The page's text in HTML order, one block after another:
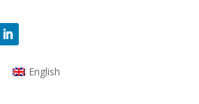
English